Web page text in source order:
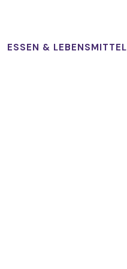
ESSEN & LEBENSMITTEL